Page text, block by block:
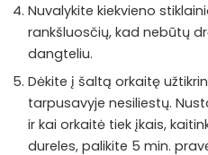
Nuvalykite kiekvieno
rankšluosčių, kad nebūtų
dangteliu.
Dėkite į šaltą orkaitę
tarpusavyje nesiliestų.
ir kai orkaitė tiek įkais,
dureles, palikite 5 min.